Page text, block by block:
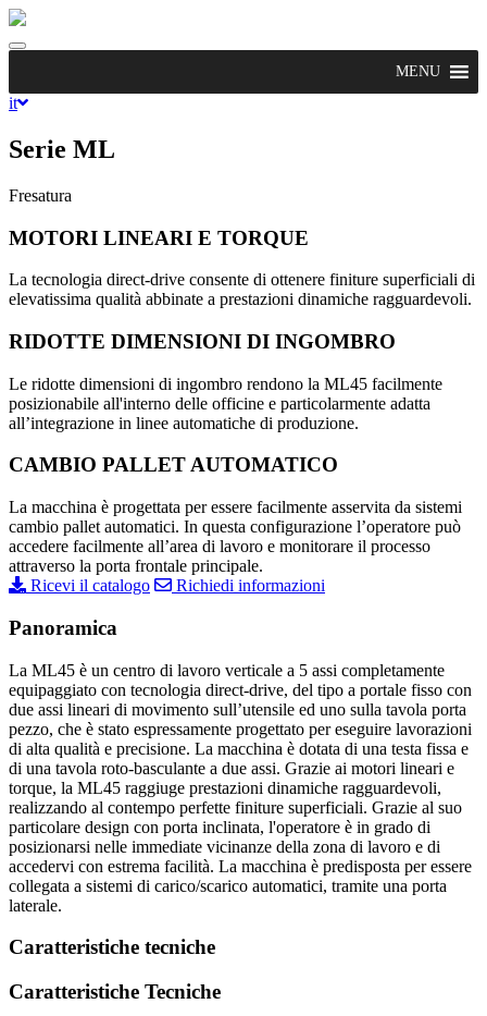
Toggle
MENU
it
Serie ML
Fresatura
MOTORI LINEARI E TORQUE
La tecnologia direct-drive consente di ottenere finiture superficiali di
elevatissima qualità abbinate a prestazioni dinamiche ragguardevoli.
RIDOTTE DIMENSIONI DI INGOMBRO
Le ridotte dimensioni di ingombro rendono la ML45 facilmente
posizionabile all'interno delle officine e particolarmente adatta
all’integrazione in linee automatiche di produzione.
CAMBIO PALLET AUTOMATICO
La macchina è progettata per essere facilmente asservita da sistemi
cambio pallet automatici. In questa configurazione l’operatore può
accedere facilmente all’area di lavoro e monitorare il processo
attraverso la porta frontale principale.
Ricevi il catalogo
Richiedi informazioni
Panoramica
La ML45 è un centro di lavoro verticale a 5 assi completamente
equipaggiato con tecnologia direct-drive, del tipo a portale fisso con
due assi lineari di movimento sull’utensile ed uno sulla tavola porta
pezzo, che è stato espressamente progettato per eseguire lavorazioni
di alta qualità e precisione. La macchina è dotata di una testa fissa e
di una tavola roto-basculante a due assi. Grazie ai motori lineari e
torque, la ML45 raggiuge prestazioni dinamiche ragguardevoli,
realizzando al contempo perfette finiture superficiali. Grazie al suo
particolare design con porta inclinata, l'operatore è in grado di
posizionarsi nelle immediate vicinanze della zona di lavoro e di
accedervi con estrema facilità. La macchina è predisposta per essere
collegata a sistemi di carico/scarico automatici, tramite una porta
laterale.
Caratteristiche tecniche
Caratteristiche Tecniche